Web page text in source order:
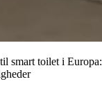
smart toilet i